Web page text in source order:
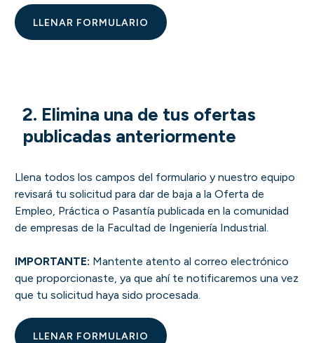
LLENAR FORMULARIO
2. Elimina una de tus ofertas
publicadas anteriormente
Llena todos los campos del formulario y nuestro equipo
revisará tu solicitud para dar de baja a la Oferta de
Empleo, Práctica o Pasantía publicada en la comunidad
de empresas de la Facultad de Ingeniería Industrial.
IMPORTANTE: Mantente atento al correo electrónico
que proporcionaste, ya que ahí te notificaremos una vez
que tu solicitud haya sido procesada.
LLENAR FORMULARIO